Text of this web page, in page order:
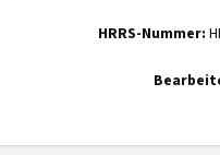
HRRS-Nummer: